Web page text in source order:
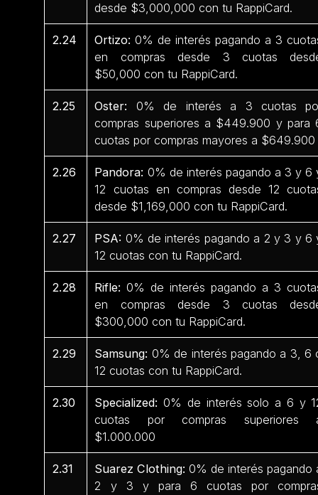
desde $3,000,000 con tu RappiCard.
2.24 Ortizo:0% de interés pagando a 3
en compras desde 3 cuotas
$50,000 con tu RappiCard.
2.25 Oster: 0% de interés a 3 cuotas
compras superiores a $449.900 y para
cuotas por compras mayores a
2.26 Pandora: 0% de interés pagando a 3 y 6
12 cuotas en compras desde 12
desde $1,169,000 con tu RappiCard.
2.27 PSA: 0% de interés pagando a 2 y 3 y 6
12 cuotas con tu RappiCard.
2.28 Rifle:0% de interés pagando a 3
en compras desde 3 cuotas
$300,000 con tu RappiCard.
2.29 Samsung: 0% de interés pagando a 3, 6
12 cuotas con tu RappiCard.
2.30 Specialized:0% de interés solo a 6 y
cuotas por compras superiores
$1.000.000
2.31 Suarez Clothing: 0% de interés pagando
2 y 3 y para 6 cuotas por